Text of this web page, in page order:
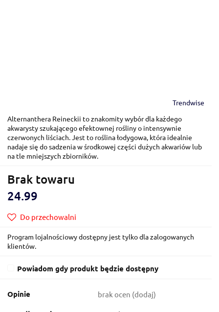
Trendwise
Alternanthera Reineckii to znakomity wybór dla każdego
akwarysty szukającego efektownej rośliny o intensywnie
czerwonych liściach. Jest to roślina łodygowa, która idealnie
nadaje się do sadzenia w środkowej części dużych akwariów lub
na tle mniejszych zbiorników.
Brak towaru
24.99
Do przechowalni
Program lojalnościowy dostępny jest tylko dla zalogowanych
klientów.
Powiadom gdy produkt będzie dostępny
Opinie brak ocen (dodaj)